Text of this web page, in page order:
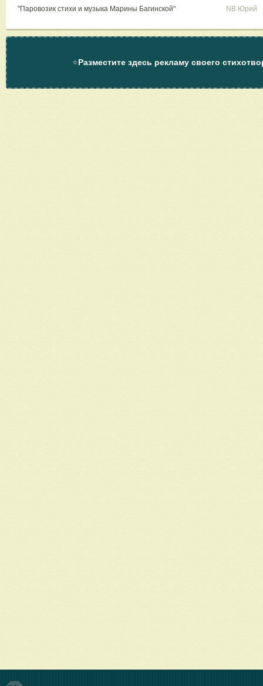
"Паровозик стихи и музыка Марины Багинской" NB Юрий
⭐Разместите здесь рекламу своего